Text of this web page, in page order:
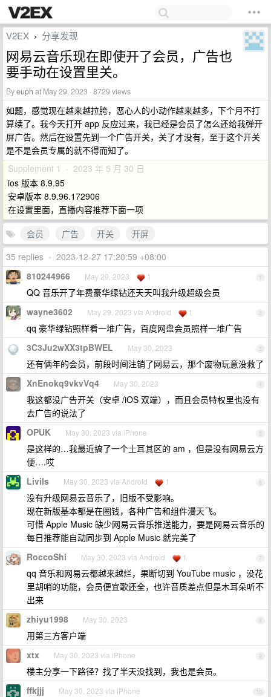
V2EX › 分享发现
网易云音乐现在即使开了会员，广告也
要手动在设置里关。
Byeuph at May 29, 2023 · 8729 views
如题，感觉现在越来越拉胯，恶心人的小动作越来越多，下个月不打
算续了。我今天打开 app 反应过来，我已经是会员了怎么还给我弹开
屏广告。然后在设置先到一个广告开关，关了才没有，至于这个开关
是不是会员专属的就不得而知了。
Supplement 1 · 2023 年 5 月 30 日
ios 版本 8.9.95
安卓版本 8.9.96.172906
在设置里面，直播内容推荐下面一项
会员
广告 开关
开屏
35 replies • 2023-12-27 17:20:59 +08:00
1
810244966 May 29, 2023 1
QQ 音乐开了年费豪华绿钻还天天叫我升级超级会员
2
wayne3602 May 29, 2023 via Android 1
qq 豪华绿钻照样看一堆广告，百度网盘会员照样一堆广告
3
3C3Ju2wXX3tpBWEL May 30, 2023
还有俩年的会员，前段时间注销了网易云，那个废物玩意没救了
4
XnEnokq9vkvVq4 May 30, 2023
我这都没广告开关（安卓 /iOS 双端），而且会员特权里也没有
去广告的说法了
5
OPUK May 30, 2023 via iPhone
是这样的…我最近搞了一个土耳其区的 am ，但是没有网易云方
便….哎
6
Livils May 30, 2023 via Android 1
没有升级网易云音乐了，旧版不受影响。
现在新版基本都是在圈钱，各种广告和组件漫天飞。
可惜 Apple Music 缺少网易云音乐推送能力，要是网易云音乐的
每日推荐能自动同步到 Apple Music 就完美了
7
RoccoShi May 30, 2023 via Android 1
qq 音乐和网易云都越来越烂，果断切到 YouTube music ，没花
里胡哨的功能，会员便宜歌还全，也许音质差点但是木耳朵听不
出来
8
zhiyu1998 May 30, 2023
用第三方客户端
9
xtx May 30, 2023 via iPhone
楼主分享一下路径？找了半天没找到，我也是会员。
10
ffkjjj May 30, 2023 via iPhone